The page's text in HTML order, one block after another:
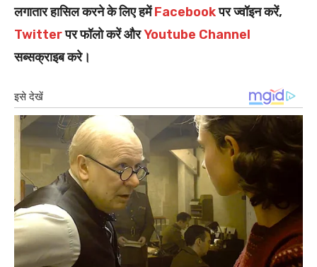
लगातार हासिल करने के लिए हमेंFacebookपर ज्वॉइन करें,
Twitterपर फॉलो करें औरYoutube Channel
सब्सक्राइब करे।